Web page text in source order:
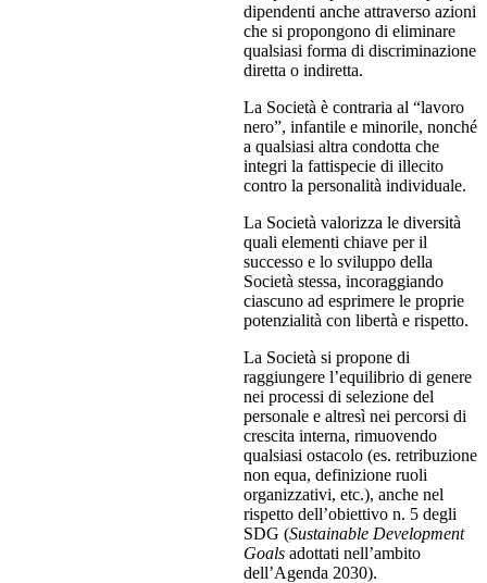
dipendenti anche attraverso azioni
che si propongono di eliminare
qualsiasi forma di discriminazione
diretta o indiretta.
La Società è contraria al “lavoro
nero”, infantile e minorile, nonché
a qualsiasi altra condotta che
integri la fattispecie di illecito
contro la personalità individuale.
La Società valorizza le diversità
quali elementi chiave per il
successo e lo sviluppo della
Società stessa, incoraggiando
ciascuno ad esprimere le proprie
potenzialità con libertà e rispetto.
La Società si propone di
raggiungere l’equilibrio di genere
nei processi di selezione del
personale e altresì nei percorsi di
crescita interna, rimuovendo
qualsiasi ostacolo (es. retribuzione
non equa, definizione ruoli
organizzativi, etc.), anche nel
rispetto dell’obiettivo n. 5 degli
SDG (Sustainable Development
Goals adottati nell’ambito
dell’Agenda 2030).